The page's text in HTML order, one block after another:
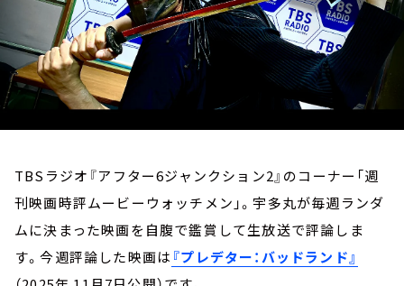
TBSラジオ『アフター6ジャンクション2』のコーナー「週
刊映画時評ムービーウォッチメン」。宇多丸が毎週ランダ
ムに決まった映画を自腹で鑑賞して生放送で評論しま
す。今週評論した映画は 『プレデター：バッドランド』